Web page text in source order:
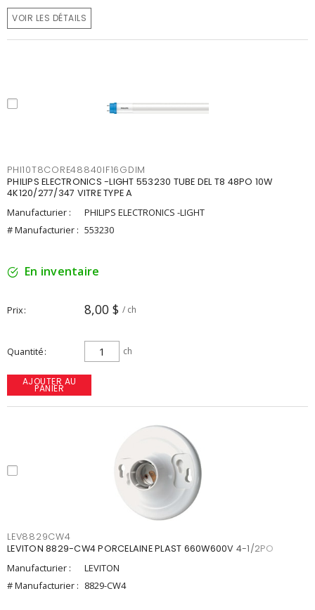
VOIR LES DÉTAILS
PHI10T8CORE48840IF16GDIM
PHILIPS ELECTRONICS -LIGHT 553230 TUBE DEL T8 48PO 10W
4K120/277/347 VITRE TYPE A
Manufacturier :
PHILIPS ELECTRONICS -LIGHT
# Manufacturier : 553230
En inventaire
Prix 8,00 $ / ch
Quantité ch
AJOUTER AU
PANIER
LEV8829CW4
LEVITON 8829-CW4 PORCELAINE PLAST 660W600V 4-1/2PO
Manufacturier :
LEVITON
# Manufacturier : 8829-CW4